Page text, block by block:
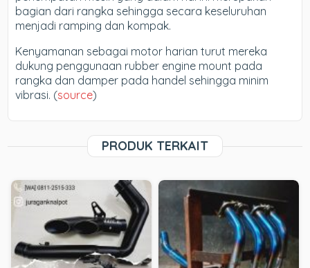
bagian dari rangka sehingga secara keseluruhan
menjadi ramping dan kompak.
Kenyamanan sebagai motor harian turut mereka
dukung penggunaan rubber engine mount pada
rangka dan damper pada handel sehingga minim
vibrasi. (source)
PRODUK TERKAIT